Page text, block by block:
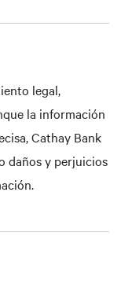
legal,
la información
Cathay Bank
daños y perjuicios